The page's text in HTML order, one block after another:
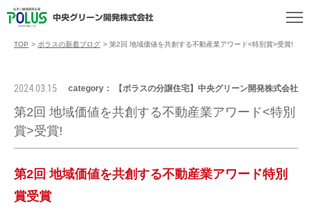
TOP > ポラスの新着ブログ > 第2回 地域価値を共創する不動産業アワード<特別賞>受賞!
2024.03.15 category： 【ポラスの分譲住宅】中央グリーン開発株式会社
第2回 地域価値を共創する不動産業アワード<特別
賞>受賞!
第2回 地域価値を共創する不動産業アワード特別
賞受賞